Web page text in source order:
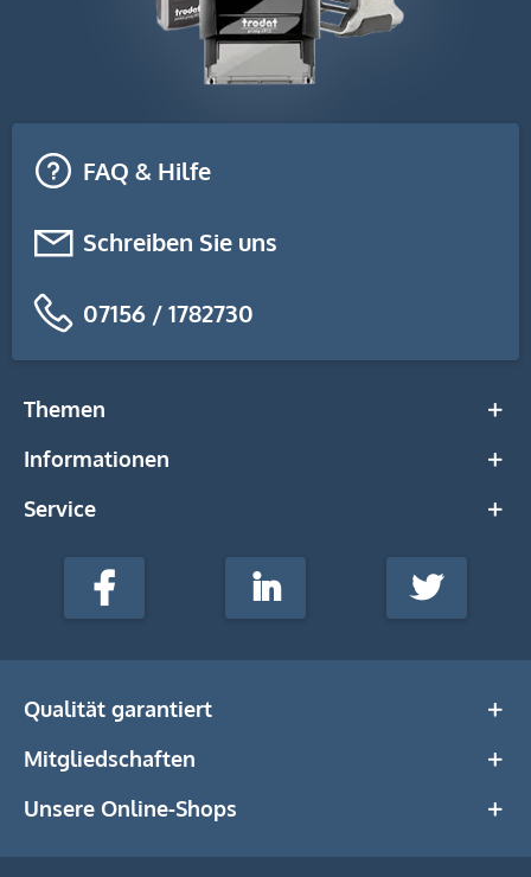
FAQ & Hilfe
Schreiben Sie uns
07156 / 1782730
Themen
Informationen
Service
stempel-
Media
Facebook LinkedIn Twitter
Qualität garantiert
Mitgliedschaften
Unsere Online-Shops